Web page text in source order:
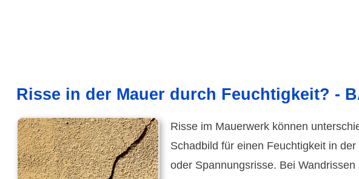
Risse in der Mauer durch Feuchtigkeit? -
Risse im Mauerwerk können
Schadbild für einen Feuchtigkeit in
oder Spannungsrisse. Bei